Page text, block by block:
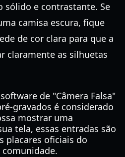
sólido e contrastante. Se
camisa escura, fique
de cor clara para que a
claramente as silhuetas
de "Câmera Falsa"
gravados é considerado
mostrar uma
tela, essas entradas são
placares oficiais do
comunidade.